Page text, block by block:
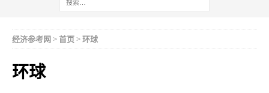
经济参考网>首页>环球
环球